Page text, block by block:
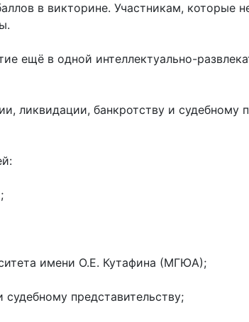
в викторине. Участникам, которые
ещё в одной интеллектуально-
ликвидации, банкротству и судебному
имени О.Е. Кутафина (МГЮА);
представительству;